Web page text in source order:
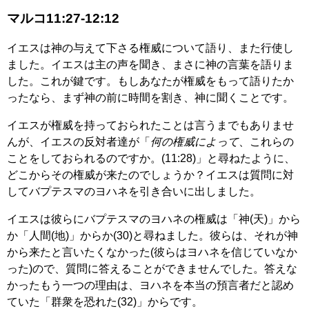
マルコ11:27-12:12
イエスは神の与えて下さる権威について語り、また行使し
ました。イエスは主の声を聞き、まさに神の言葉を語りま
した。これが鍵です。もしあなたが権威をもって語りたか
ったなら、まず神の前に時間を割き、神に聞くことです。
イエスが権威を持っておられたことは言うまでもありませ
んが、イエスの反対者達が「 何の権威によって、これらの
ことをしておられるのですか。(11:28)」と尋ねたように、
どこからその権威が来たのでしょうか？イエスは質問に対
してバプテスマのヨハネを引き合いに出しました。
イエスは彼らにバプテスマのヨハネの権威は「神(天)」から
か「人間(地)」からか(30)と尋ねました。彼らは、それが神
から来たと言いたくなかった(彼らはヨハネを信じていなか
った)ので、質問に答えることができませんでした。答えな
かったもう一つの理由は、ヨハネを本当の預言者だと認め
ていた「群衆を恐れた(32)」からです。